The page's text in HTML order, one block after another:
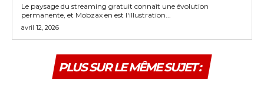
Le paysage du streaming gratuit connaît une évolution
permanente, et Mobzax en est l'illustration...
avril 12, 2026
PLUS SUR LE MÊME SUJET :